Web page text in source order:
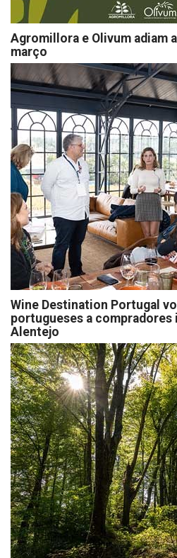
Agromillora e Olivum adiam
março
Wine Destination Portugal
portugueses a
Alentejo